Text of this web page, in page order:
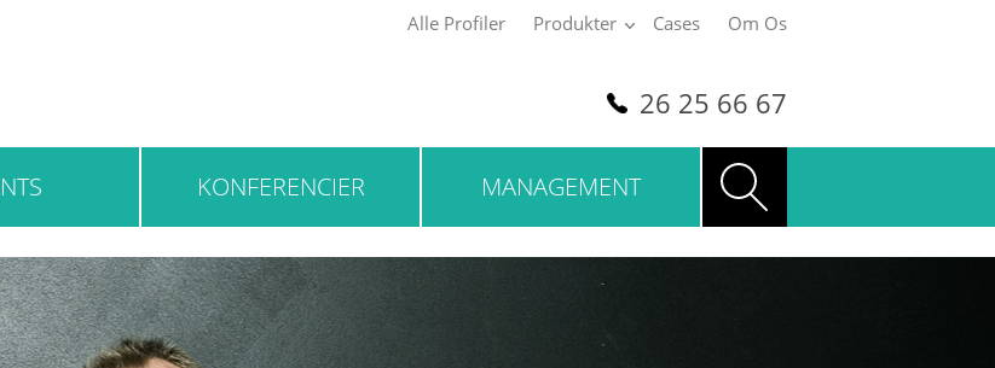
Alle Profiler Produkter Cases Om Os
26 25 66 67
KONFERENCIER MANAGEMENT